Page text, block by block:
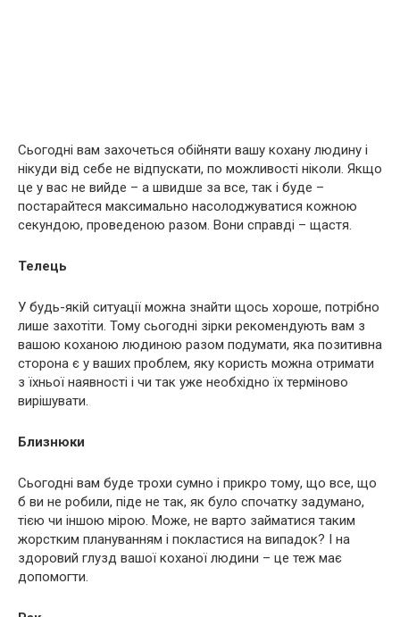
Сьогодні вам захочеться обійняти вашу кохану людину і
нікуди від себе не відпускати, по можливості ніколи. Якщо
це у вас не вийде – а швидше за все, так і буде –
постарайтеся максимально насолоджуватися кожною
секундою, проведеною разом. Вони справді – щастя.
Телець
У будь-якій ситуації можна знайти щось хороше, потрібно
лише захотіти. Тому сьогодні зірки рекомендують вам з
вашою коханою людиною разом подумати, яка позитивна
сторона є у ваших проблем, яку користь можна отримати
з їхньої наявності і чи так уже необхідно їх терміново
вирішувати.
Близнюки
Сьогодні вам буде трохи сумно і прикро тому, що все, що
б ви не робили, піде не так, як було спочатку задумано,
тією чи іншою мірою. Може, не варто займатися таким
жорстким плануванням і покластися на випадок? І на
здоровий глузд вашої коханої людини – це теж має
допомогти.